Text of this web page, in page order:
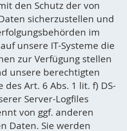
den Schutz der von
sicherzustellen und
im
unsere IT-Systeme die
zur Verfügung stellen
unsere berechtigten
Art. 6 Abs. 1 lit. f) DS-
Server-Logfiles
von ggf. anderen
Daten. Sie werden